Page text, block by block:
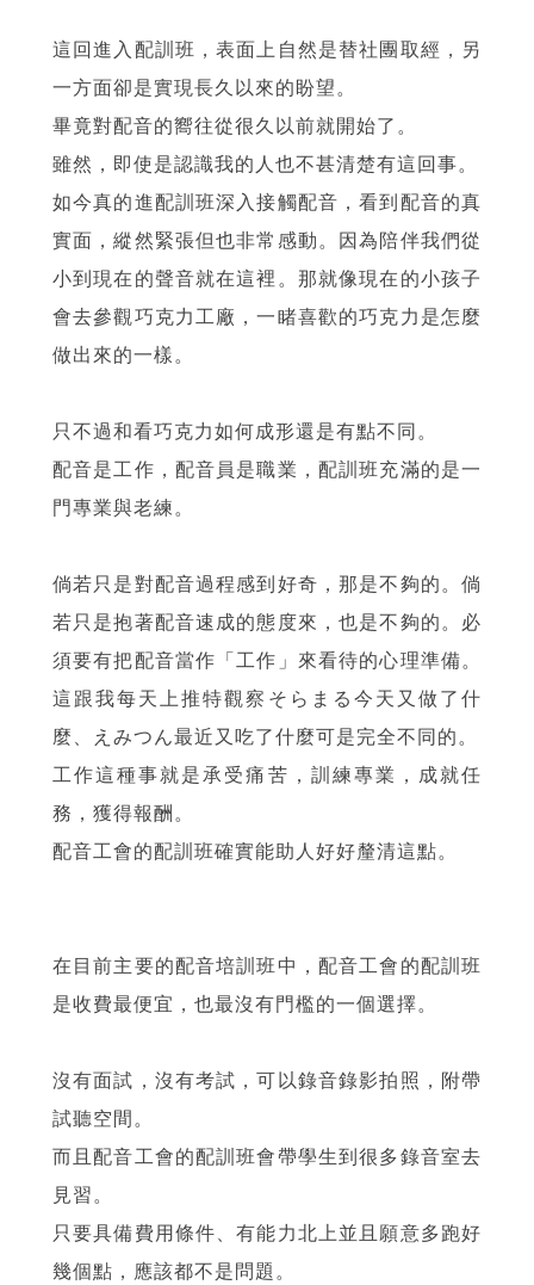
這回進入配訓班，表面上自然是替社團取經，另
一方面卻是實現長久以來的盼望。
畢竟對配音的嚮往從很久以前就開始了。
雖然，即使是認識我的人也不甚清楚有這回事。
如今真的進配訓班深入接觸配音，看到配音的真
實面，縱然緊張但也非常感動。因為陪伴我們從
小到現在的聲音就在這裡。那就像現在的小孩子
會去參觀巧克力工廠，一睹喜歡的巧克力是怎麼
做出來的一樣。
只不過和看巧克力如何成形還是有點不同。
配音是工作，配音員是職業，配訓班充滿的是一
門專業與老練。
倘若只是對配音過程感到好奇，那是不夠的。倘
若只是抱著配音速成的態度來，也是不夠的。必
須要有把配音當作「工作」來看待的心理準備。
這跟我每天上推特觀察そらまる今天又做了什
麼、えみつん最近又吃了什麼可是完全不同的。
工作這種事就是承受痛苦，訓練專業，成就任
務，獲得報酬。
配音工會的配訓班確實能助人好好釐清這點。
在目前主要的配音培訓班中，配音工會的配訓班
是收費最便宜，也最沒有門檻的一個選擇。
沒有面試，沒有考試，可以錄音錄影拍照，附帶
試聽空間。
而且配音工會的配訓班會帶學生到很多錄音室去
見習。
只要具備費用條件、有能力北上並且願意多跑好
幾個點，應該都不是問題。